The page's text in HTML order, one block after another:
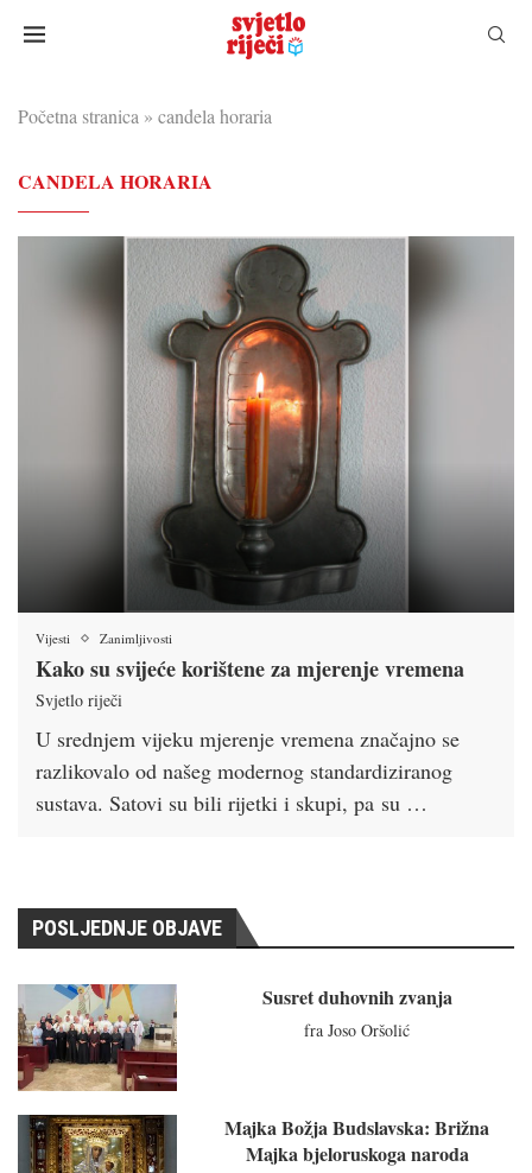
Početna stranica » candela horaria
CANDELA HORARIA
Vijesti Zanimljivosti
Kako su svijeće korištene za mjerenje vremena
Svjetlo riječi
U srednjem vijeku mjerenje vremena značajno se
razlikovalo od našeg modernog standardiziranog
sustava. Satovi su bili rijetki i skupi, pa su …
POSLJEDNJE OBJAVE
Susret duhovnih zvanja
fra Joso Oršolić
Majka Božja Budslavska: Brižna
Majka bjeloruskoga naroda